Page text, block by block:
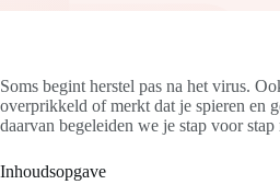
Soms begint herstel pas na het virus.
overprikkeld of merkt dat je spieren en
daarvan begeleiden we je stap voor
Inhoudsopgave